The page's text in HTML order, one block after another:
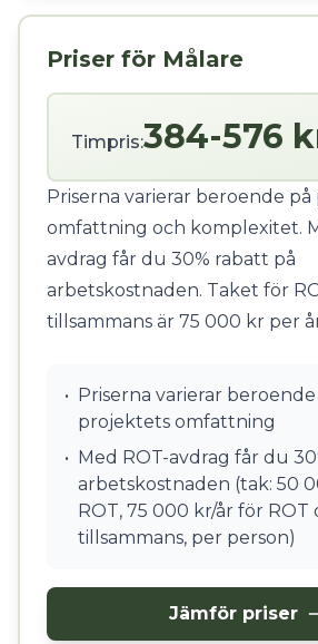
Priser för Målare
Timpris:384-576
Priserna varierar beroende
omfattning och komplexitet.
avdrag får du 30% rabatt på
arbetskostnaden. Taket för
tillsammans är 75 000 kr per
• Priserna varierar beroende
projektets omfattning
• Med ROT-avdrag får du
arbetskostnaden (tak: 50
ROT, 75 000 kr/år för ROT
tillsammans, per person)
Jämför priser